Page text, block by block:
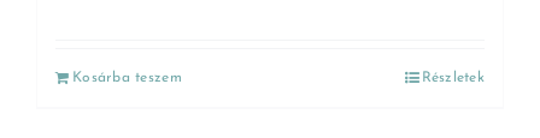
Kosárba teszem Részletek